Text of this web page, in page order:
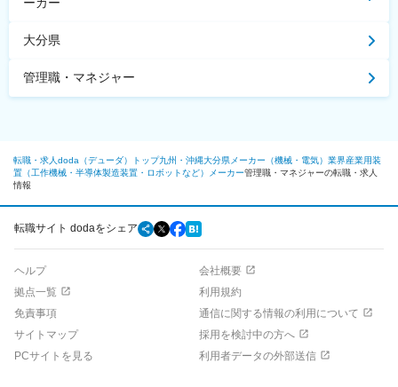
大分県
管理職・マネジャー
転職・求人doda（デューダ）トップ九州・沖縄大分県 メーカー（機械・電気）業界産業用装
置（工作機械・半導体製造装置・ロボットなど）メーカー管理職・マネジャーの転職・求人
情報
転職サイト dodaをシェア
ヘルプ
会社概要
拠点一覧
利用規約
免責事項
通信に関する情報の利用について
サイトマップ
採用を検討中の方へ
PCサイトを見る
利用者データの外部送信